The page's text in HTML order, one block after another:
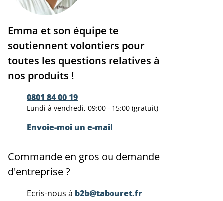
Emma et son équipe te
soutiennent volontiers pour
toutes les questions relatives à
nos produits !
0801 84 00 19
Lundi à vendredi, 09:00 - 15:00 (gratuit)
Envoie-moi un e-mail
Commande en gros ou demande
d'entreprise ?
Ecris-nous à b2b@tabouret.fr